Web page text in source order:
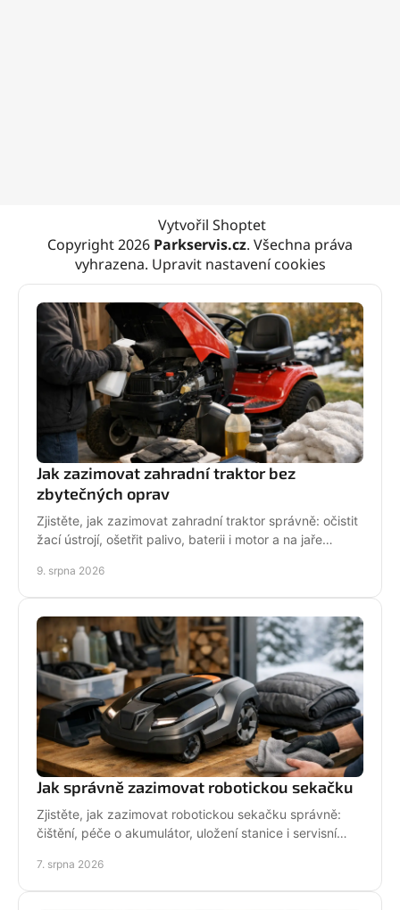
Vytvořil Shoptet
Copyright 2026 Parkservis.cz. Všechna práva
vyhrazena. Upravit nastavení cookies
Jak zazimovat zahradní traktor bez
zbytečných oprav
Zjistěte, jak zazimovat zahradní traktor správně: očistit
žací ústrojí, ošetřit palivo, baterii i motor a na jaře
9. srpna 2026
Jak správně zazimovat robotickou sekačku
Zjistěte, jak zazimovat robotickou sekačku správně:
čištění, péče o akumulátor, uložení stanice i servisní
7. srpna 2026